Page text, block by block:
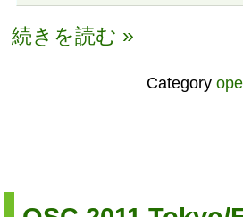
続きを読む »
Category